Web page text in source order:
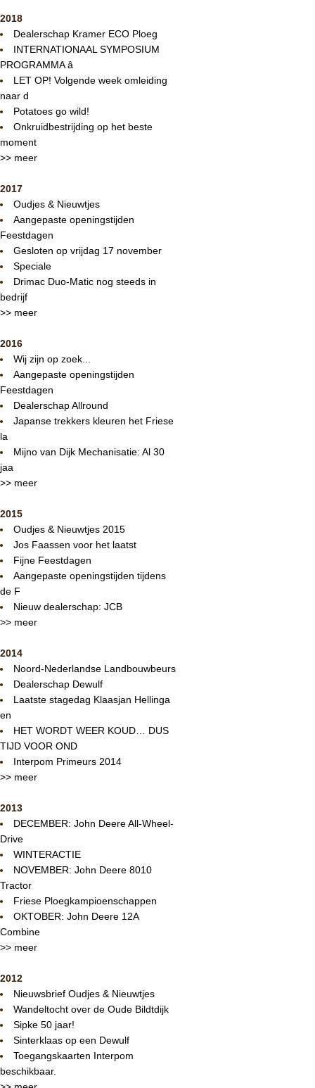
2018
Dealerschap Kramer ECO Ploeg
INTERNATIONAAL SYMPOSIUM
PROGRAMMA â
LET OP! Volgende week omleiding
naar d
Potatoes go wild!
Onkruidbestrijding op het beste
moment
>> meer
2017
Oudjes & Nieuwtjes
Aangepaste openingstijden
Feestdagen
Gesloten op vrijdag 17 november
Speciale
Drimac Duo-Matic nog steeds in
bedrijf
>> meer
2016
Wij zijn op zoek...
Aangepaste openingstijden
Feestdagen
Dealerschap Allround
Japanse trekkers kleuren het Friese
la
Mijno van Dijk Mechanisatie: Al 30
jaa
>> meer
2015
Oudjes & Nieuwtjes 2015
Jos Faassen voor het laatst
Fijne Feestdagen
Aangepaste openingstijden tijdens
de F
Nieuw dealerschap: JCB
>> meer
2014
Noord-Nederlandse Landbouwbeurs
Dealerschap Dewulf
Laatste stagedag Klaasjan Hellinga
en
HET WORDT WEER KOUD… DUS
TIJD VOOR OND
Interpom Primeurs 2014
>> meer
2013
DECEMBER: John Deere All-Wheel-
Drive
WINTERACTIE
NOVEMBER: John Deere 8010
Tractor
Friese Ploegkampioenschappen
OKTOBER: John Deere 12A
Combine
>> meer
2012
Nieuwsbrief Oudjes & Nieuwtjes
Wandeltocht over de Oude Bildtdijk
Sipke 50 jaar!
Sinterklaas op een Dewulf
Toegangskaarten Interpom
beschikbaar.